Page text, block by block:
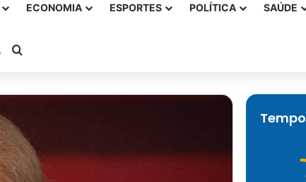
ECONOMIA ESPORTES POLÍTICA SAÚDE
Lateral
Switch skin
Procurar por
Tempo